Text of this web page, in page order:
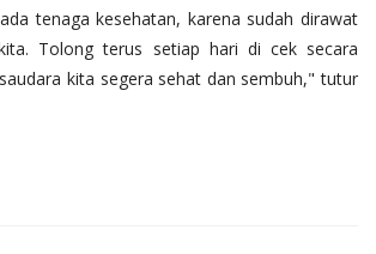
tenaga kesehatan, karena sudah dirawat
Tolong terus setiap hari di cek secara
kita segera sehat dan sembuh," tutur